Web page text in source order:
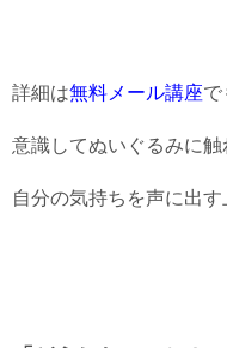
詳細は無料メール講座で
意識してぬいぐるみに触
自分の気持ちを声に出す